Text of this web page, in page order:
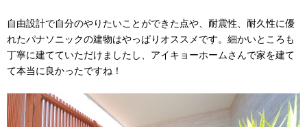
自由設計で自分のやりたいことができた点や、耐震性、耐久性に優
れたパナソニックの建物はやっぱりオススメです。細かいところも
丁寧に建てていただけましたし、アイキョーホームさんで家を建て
て本当に良かったですね！